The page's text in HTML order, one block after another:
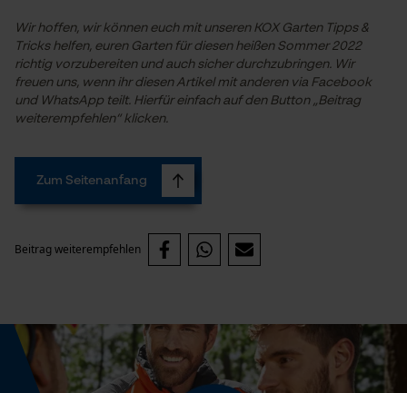
Wir hoffen, wir können euch mit unseren KOX Garten Tipps &
Tricks helfen, euren Garten für diesen heißen Sommer 2022
richtig vorzubereiten und auch sicher durchzubringen. Wir
freuen uns, wenn ihr diesen Artikel mit anderen via Facebook
und WhatsApp teilt. Hierfür einfach auf den Button „Beitrag
weiterempfehlen“ klicken.
Zum Seitenanfang
Beitrag weiterempfehlen
Statistik Cookies
Econda Analytics
Mouseflow Web Analytics Tool
Fact-Finder Tracking
Funktionale Cookies
Loop54 Personalization
Personalisierte Startseite